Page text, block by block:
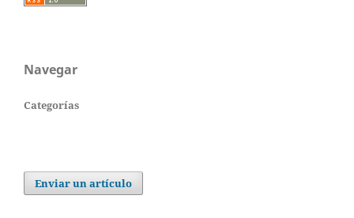
Navegar
Categorías
Enviar un artículo